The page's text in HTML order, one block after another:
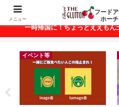
ベトナム・ホーチミン
一時帰国に！ちょっとええもん
イベント等
メニュー
フード
ホー